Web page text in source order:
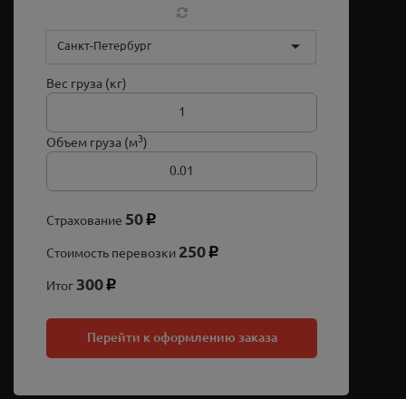
Санкт-Петербург
Вес груза (кг)
Объем груза (м3)
Страхование 50 p
Стоимость перевозки 250 p
Итог300 p
Перейти к оформлению заказа